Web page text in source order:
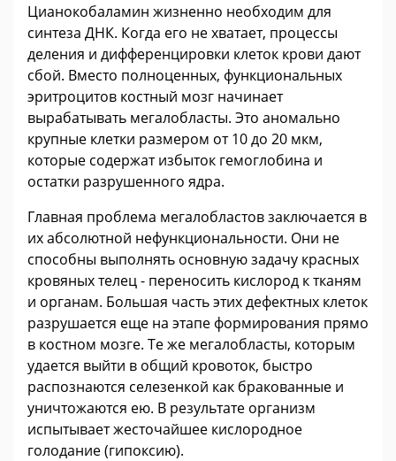
Цианокобаламин жизненно необходим для
синтеза ДНК. Когда его не хватает, процессы
деления и дифференцировки клеток крови дают
сбой. Вместо полноценных, функциональных
эритроцитов костный мозг начинает
вырабатывать мегалобласты. Это аномально
крупные клетки размером от 10 до 20 мкм,
которые содержат избыток гемоглобина и
остатки разрушенного ядра.
Главная проблема мегалобластов заключается в
их абсолютной нефункциональности. Они не
способны выполнять основную задачу красных
кровяных телец - переносить кислород к тканям
и органам. Большая часть этих дефектных клеток
разрушается еще на этапе формирования прямо
в костном мозге. Те же мегалобласты, которым
удается выйти в общий кровоток, быстро
распознаются селезенкой как бракованные и
уничтожаются ею. В результате организм
испытывает жесточайшее кислородное
голодание (гипоксию).